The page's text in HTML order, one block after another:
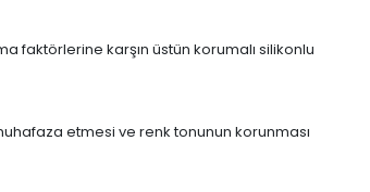
faktörlerine karşın üstün korumalı silikonlu
etmesi ve renk tonunun korunması